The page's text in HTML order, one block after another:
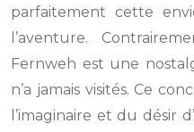
parfaitement cette
l’aventure.
Fernweh est une
n’a jamais visités. Ce
l’imaginaire et du désir